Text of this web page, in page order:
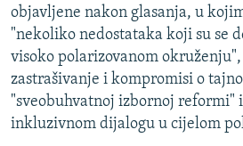
objavljene nakon glasanja, u
"nekoliko nedostataka koji su se
visoko polarizovanom okruženju",
zastrašivanje i kompromisi o
"sveobuhvatnoj izbornoj
inkluzivnom dijalogu u cijelom